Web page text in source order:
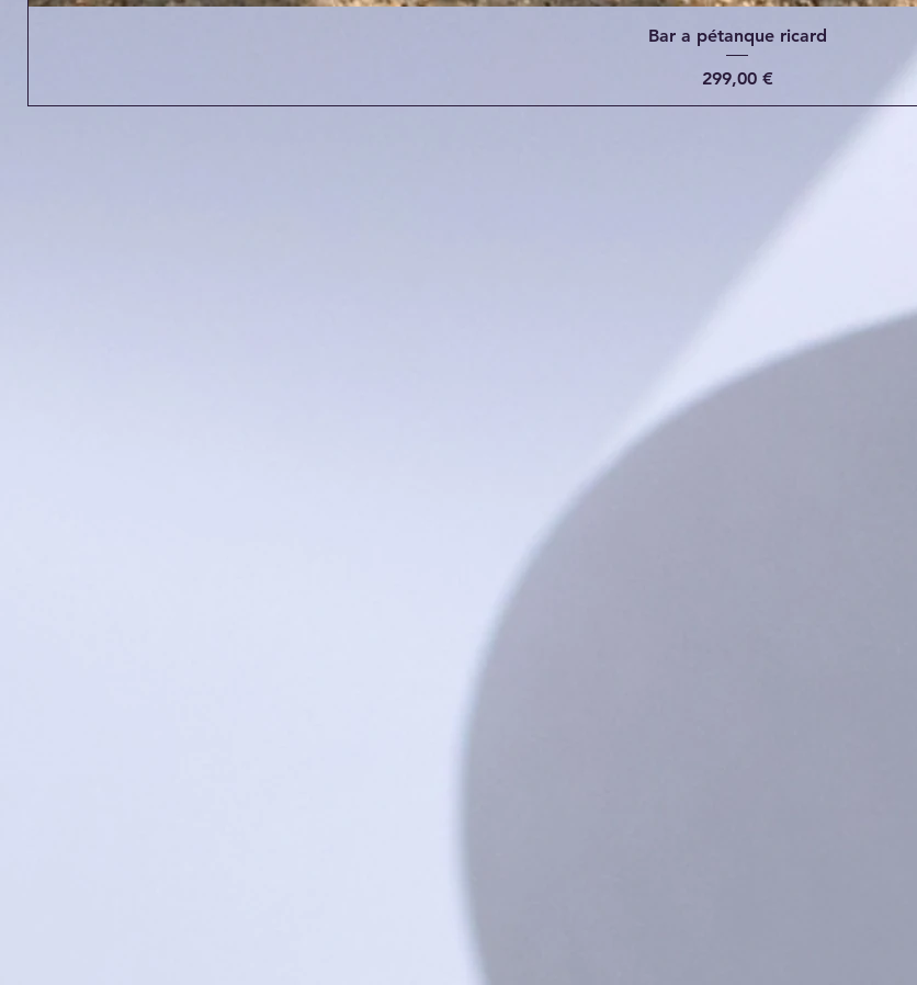
Bar a pétanque ricard
Prix
299,00 €